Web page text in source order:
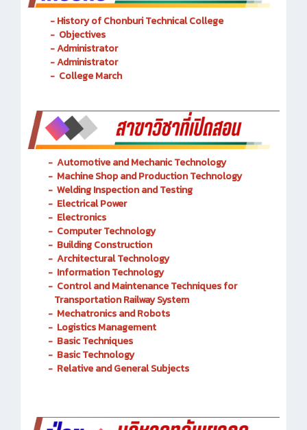
- History of Chonburi Technical College
- Objectives
- Administrator
- Administrator
- College March
- Automotive and MechanicTechnology
- Machine Shop and Production Technology
- Welding Inspection and Testing
- Electrical Power
- Electronics
- Computer Technology
- Building Construction
- Architectural Technology
- Information Technology
- Control and Maintenance Techniques for
Transportation Railway System
- Mechatronics and Robots
- Logistics Management
- Basic Techniques
- Basic Technology
- Relative and General Subjects